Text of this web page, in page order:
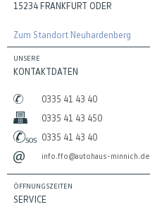
15234 FRANKFURT ODER
Zum Standort Neuhardenberg
UNSERE
KONTAKTDATEN
0335 41 43 40
0335 41 43 450
0335 41 43 40
info.ffo@autohaus-minnich.de
ÖFFNUNGSZEITEN
SERVICE